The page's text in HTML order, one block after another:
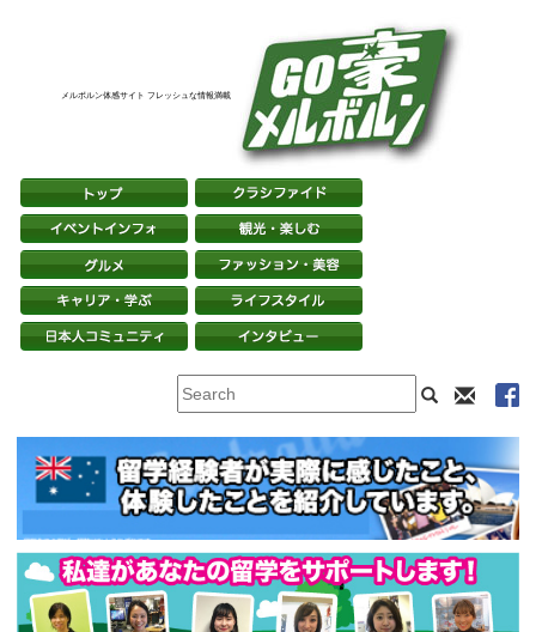
メルボルン体感サイト フレッシュな情報満載